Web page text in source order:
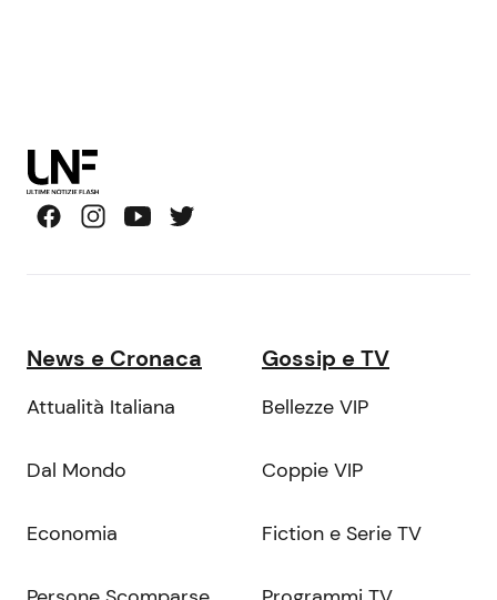
News e Cronaca
Attualità Italiana
Dal Mondo
Economia
Gossip e TV
Bellezze VIP
Coppie VIP
Fiction e Serie TV